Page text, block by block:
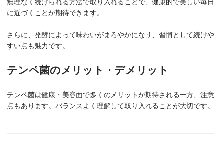
に近づくことが期待できます。
さらに、発酵によって味わいがまろやかになり、習慣として続けや
すい点も魅力です。
テンペ菌のメリット・デメリット
テンペ菌は健康・美容面で多くのメリットが期待される一方、注意
点もあります。バランスよく理解して取り入れることが大切です。